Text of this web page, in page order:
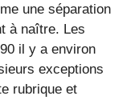
une séparation
à naître. Les
il y a environ
exceptions
rubrique et